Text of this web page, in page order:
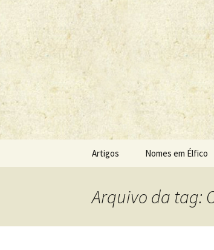
Sobre as línguas d'O
conteúdo
Artigos Nomes em Élfico
Arquivo da tag: